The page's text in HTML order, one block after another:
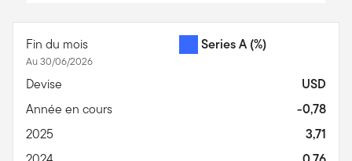
Fin du mois
Au 30/06/2026
Series A (%)
Devise
USD
Année en cours
-0,78
2025
3,71